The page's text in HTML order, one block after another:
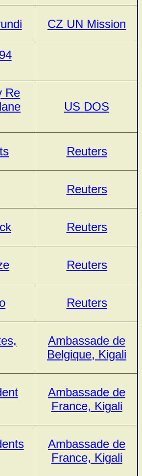
CZ UN Mission
Re
US DOS
Reuters
Reuters
Reuters
Reuters
Reuters
Ambassade de
Belgique, Kigali
Ambassade de
France, Kigali
Ambassade de
France, Kigali